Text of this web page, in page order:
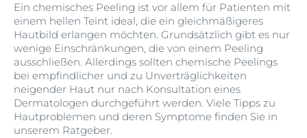
Ein chemisches Peeling ist vor allem für Patienten mit
einem hellen Teint ideal, die ein gleichmäßigeres
Hautbild erlangen möchten. Grundsätzlich gibt es nur
wenige Einschränkungen, die von einem Peeling
ausschließen. Allerdings sollten chemische Peelings
bei empfindlicher und zu Unverträglichkeiten
neigender Haut nur nach Konsultation eines
Dermatologen durchgeführt werden. Viele Tipps zu
Hautproblemen und deren Symptome finden Sie in
unserem Ratgeber.